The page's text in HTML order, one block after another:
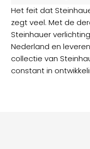
Het feit dat
zegt veel. Met de
Steinhauer
Nederland en
collectie van
constant in